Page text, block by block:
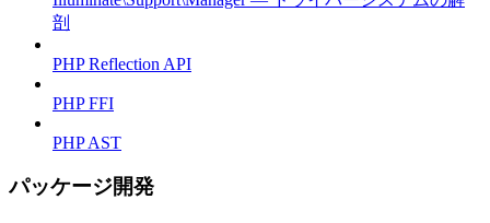
剖
PHP Reflection API
PHP FFI
PHP AST
パッケージ開発